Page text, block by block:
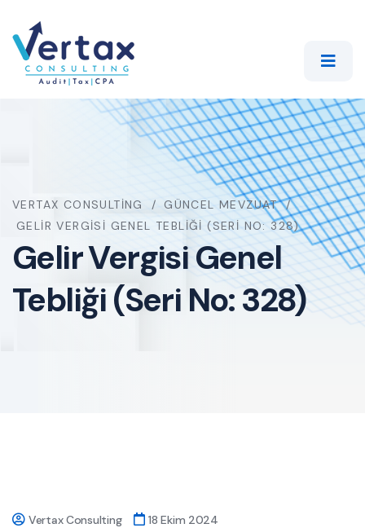
VERTAX CONSULTING
GÜNCEL MEVZUAT
GELIR VERGISI GENEL TEBLIĞI (SERI NO: 328)
Gelir Vergisi Genel
Tebliği (Seri No: 328)
Vertax Consulting 18 Ekim 2024